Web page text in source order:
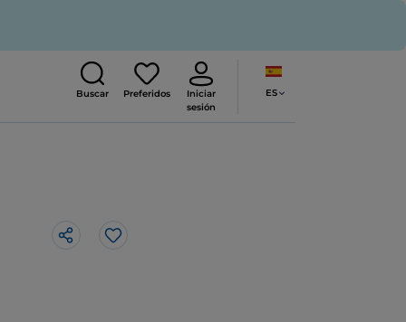
Buscar Preferidos
Iniciar
sesión
ES
Me gusta